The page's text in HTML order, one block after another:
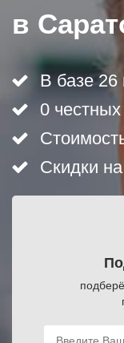
в
В базе 26
0
Скидки